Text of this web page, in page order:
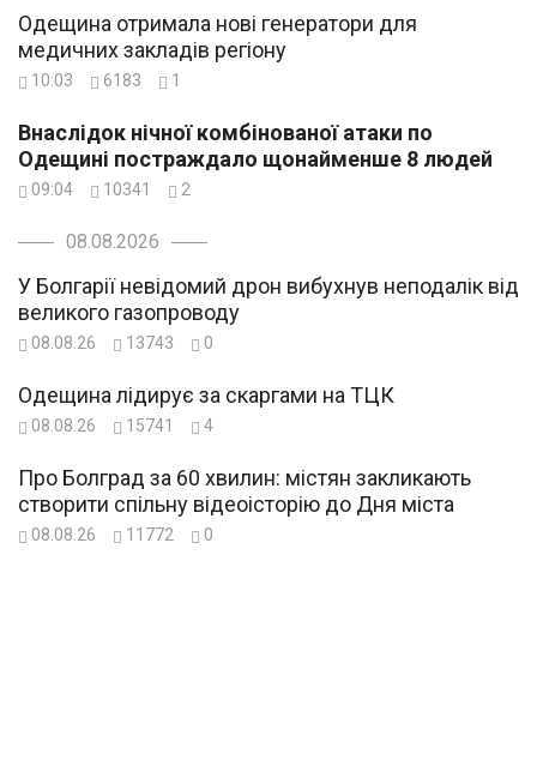
Одещина отримала нові генератори для
медичних закладів регіону
10:03 6183 1
Внаслідок нічної комбінованої атаки по
Одещині постраждало щонайменше 8 людей
09:04 10341 2
08.08.2026
У Болгарії невідомий дрон вибухнув неподалік від
великого газопроводу
08.08.26 13743 0
Одещина лідирує за скаргами на ТЦК
08.08.26 15741 4
Про Болград за 60 хвилин: містян закликають
створити спільну відеоісторію до Дня міста
08.08.26 11772 0